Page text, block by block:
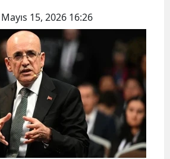
Mayıs 15, 2026 16:26